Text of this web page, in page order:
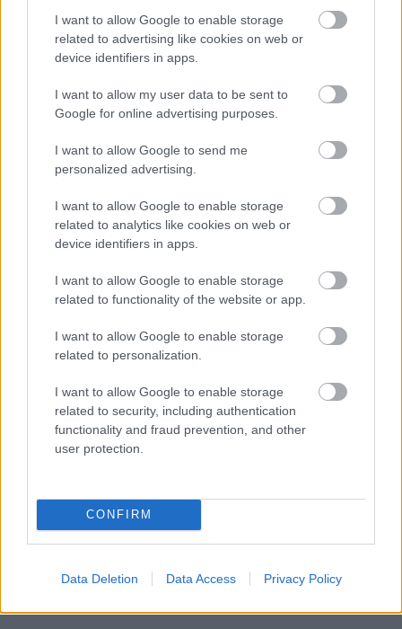
I want to allow Google to enable storage
related to advertising like cookies on web or
device identifiers in apps.
I want to allow my user data to be sent to
Google for online advertising purposes.
I want to allow Google to send me
personalized advertising.
I want to allow Google to enable storage
related to analytics like cookies on web or
device identifiers in apps.
I want to allow Google to enable storage
related to functionality of the website or app.
I want to allow Google to enable storage
related to personalization.
I want to allow Google to enable storage
related to security, including authentication
functionality and fraud prevention, and other
user protection.
CONFIRM
Data Deletion Data Access Privacy Policy
58χρονου ψυχολόγου στο Ναύπλιο, ΒΙΝΤΕΟ
Το Ιράν στέλνει μήνυμα στον Κόλπο: «Φρενάρετε
τον Τραμπ ή θα πληγούν κρίσιμες υποδομές»
«Ευγενικός, ακέραιος και ανιδιοτελής
άνθρωπος», η ανακοίνωση της οικογένειας της
38χρονης Βρετανίδας Ελίζαμπεθ Ρος
ποδοσφαιριστή σε αγώνα ερασιτεχνικού
πρωταθλήματος, ΒΙΝΤΕΟ
ΓΙΝΕ ΣΥΝΔΡΟΜΗΤΗΣ